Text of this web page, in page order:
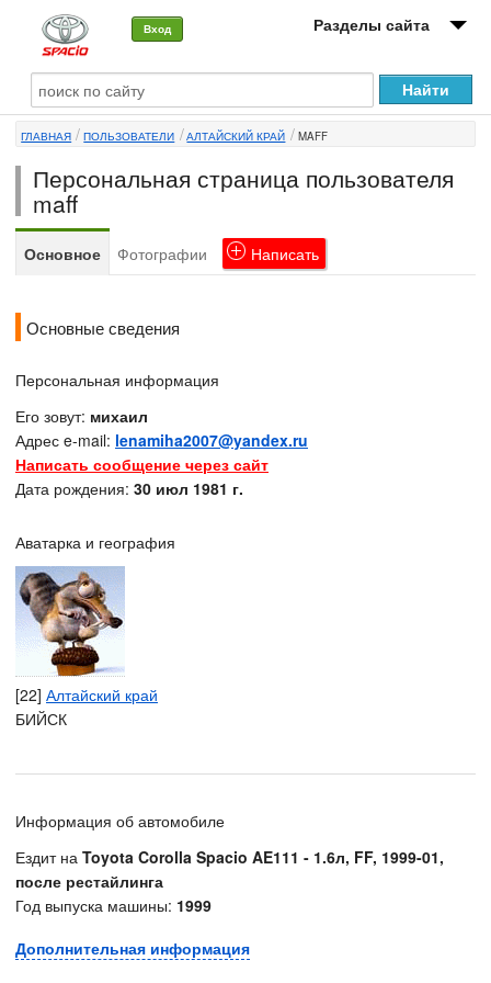
Вход Разделы сайта
О машине
Автоклуб
Форумы
Сервисы и услуги
ГЛАВНАЯ ПОЛЬЗОВАТЕЛИ АЛТАЙСКИЙ КРАЙ MAFF
Персональная страница пользователя
maff
Основное Фотографии Написать
Основные сведения
Персональная информация
Его зовут: михаил
Адрес e-mail: lenamiha2007@yandex.ru
Написать сообщение через сайт
Дата рождения: 30 июл 1981 г.
Аватарка и география
[22] Алтайский край
БИЙСК
Информация об автомобиле
Ездит на Toyota Corolla Spacio AE111 - 1.6л, FF, 1999-01,
после рестайлинга
Год выпуска машины: 1999
Дополнительная информация